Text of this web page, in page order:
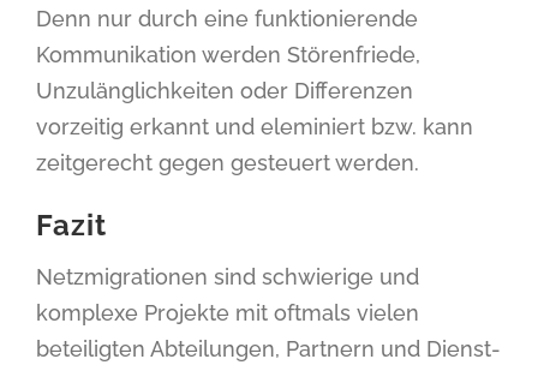
Denn nur durch eine funktionierende
Kommunikation werden Störenfriede,
Unzulänglichkeiten oder Differenzen
vorzeitig erkannt und eleminiert bzw. kann
zeitgerecht gegen gesteuert werden.
Fazit
Netzmigrationen sind schwierige und
komplexe Projekte mit oftmals vielen
beteiligten Abteilungen, Partnern und Dienst-